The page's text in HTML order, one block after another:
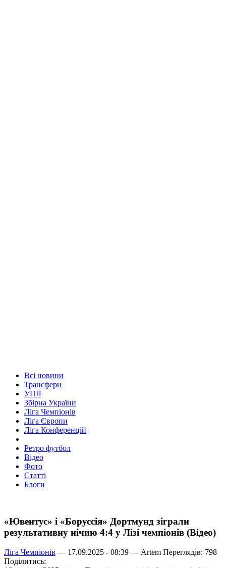
Всі новини
Трансфери
УПЛ
Збірна України
Ліга Чемпіонів
Ліга Європи
Ліга Конференцій
Ретро футбол
Відео
Фото
Статті
Блоги
«Ювентус» і «Боруссія» Дортмунд зіграли
результативну нічию 4:4 у Лізі чемпіонів (Відео)
Ліга Чемпіонів — 17.09.2025 - 08:39 — Artem Переглядів: 798
Поділитись: